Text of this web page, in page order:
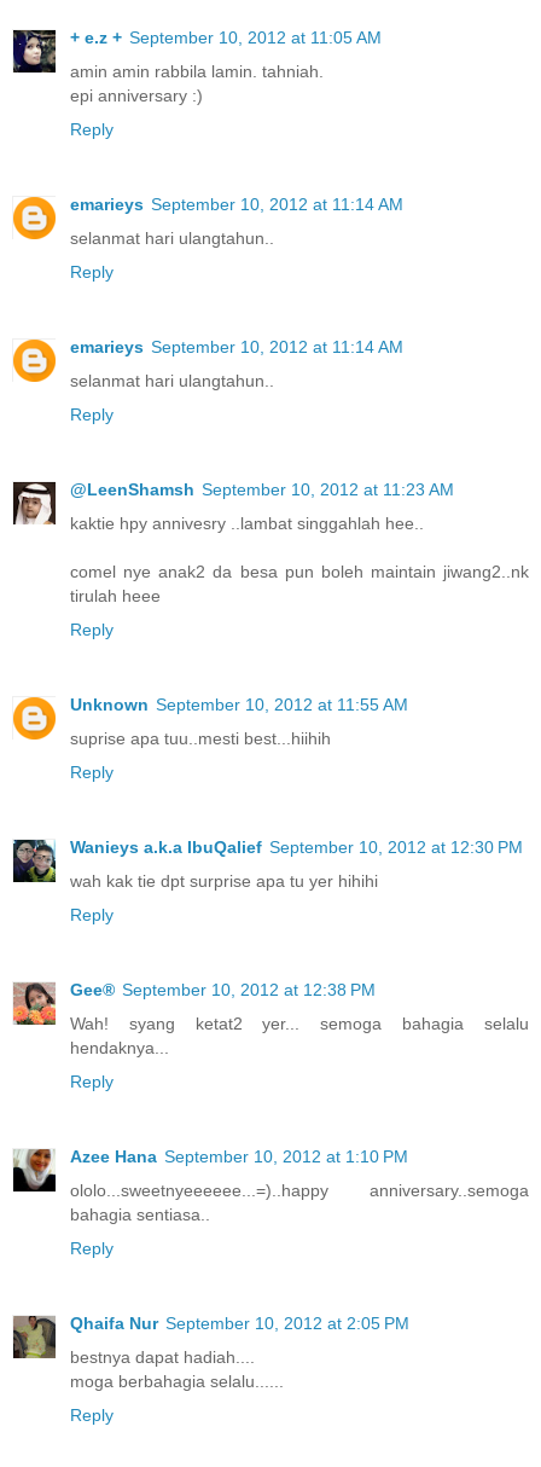
+ e.z + September 10, 2012 at 11:05 AM
amin amin rabbila lamin. tahniah.
epi anniversary :)
Reply
emarieys September 10, 2012 at 11:14 AM
selanmat hari ulangtahun..
Reply
emarieys September 10, 2012 at 11:14 AM
selanmat hari ulangtahun..
Reply
@LeenShamsh September 10, 2012 at 11:23 AM
kaktie hpy annivesry ..lambat singgahlah hee..
comel nye anak2 da besa pun boleh maintain jiwang2..nk
tirulah heee
Reply
Unknown September 10, 2012 at 11:55 AM
suprise apa tuu..mesti best...hiihih
Reply
Wanieys a.k.a IbuQalief September 10, 2012 at 12:30 PM
wah kak tie dpt surprise apa tu yer hihihi
Reply
Gee® September 10, 2012 at 12:38 PM
Wah! syang ketat2 yer... semoga bahagia selalu
hendaknya...
Reply
Azee Hana September 10, 2012 at 1:10 PM
ololo...sweetnyeeeeee...=)..happy anniversary..semoga
bahagia sentiasa..
Reply
Qhaifa Nur September 10, 2012 at 2:05 PM
bestnya dapat hadiah....
moga berbahagia selalu......
Reply